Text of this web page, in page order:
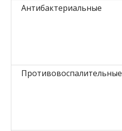
Антибактериальные
Противовоспалительные